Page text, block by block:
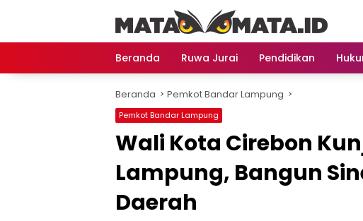
Beranda Ruwa Jurai Pendidikan
Beranda Pemkot Bandar Lampung
Pemkot Bandar Lampung
Wali Kota Cirebon
Lampung, Bangun
Daerah